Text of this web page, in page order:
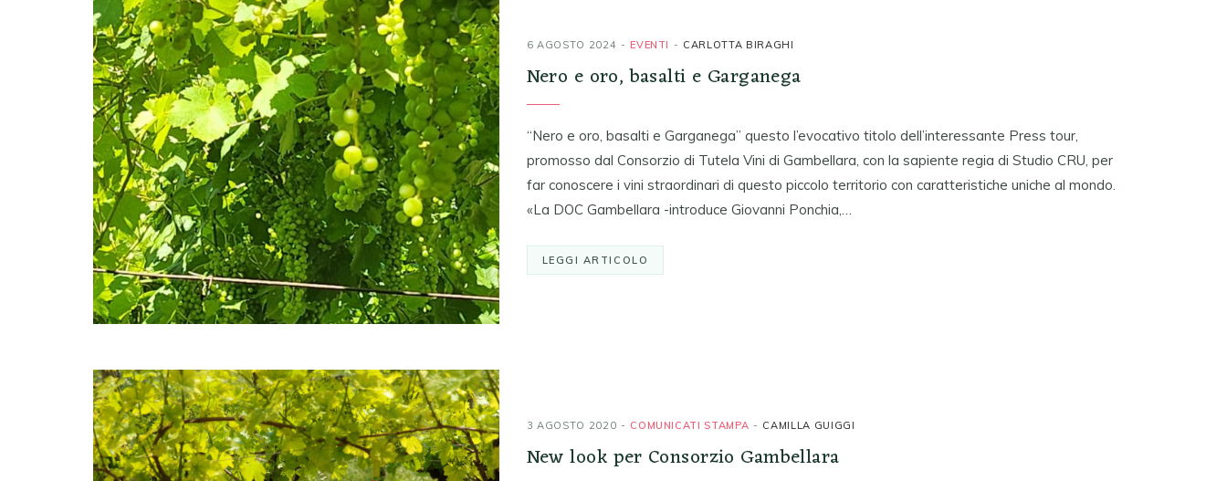
6 AGOSTO 2024 EVENTI CARLOTTA BIRAGHI
Nero e oro, basalti e Garganega
“Nero e oro, basalti e Garganega” questo l’evocativo titolo dell’interessante Press tour,
promosso dal Consorzio di Tutela Vini di Gambellara, con la sapiente regia di Studio CRU, per
far conoscere i vini straordinari di questo piccolo territorio con caratteristiche uniche al mondo.
«La DOC Gambellara -introduce Giovanni Ponchia,…
LEGGI ARTICOLO
3 AGOSTO 2020 COMUNICATI STAMPA CAMILLA GUIGGI
New look per Consorzio Gambellara